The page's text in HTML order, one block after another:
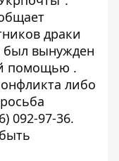
драки
был вынужден
помощью .
либо
092-97-36.